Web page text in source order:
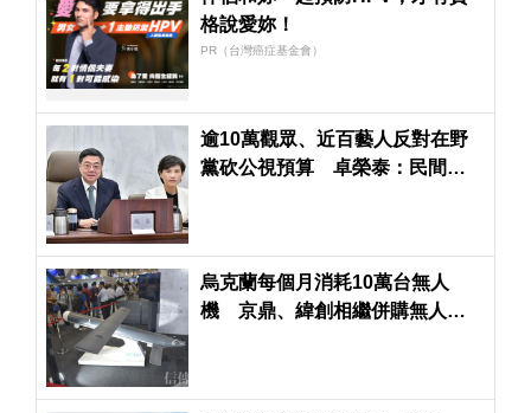
格說愛妳！
PR（台灣癌症基金會）
逾10萬觀眾、近百藝人反對在野
黨砍公視預算 卓榮泰：民間希
烏克蘭每個月消耗10萬台無人
機 京鼎、緯創相繼併購無人機